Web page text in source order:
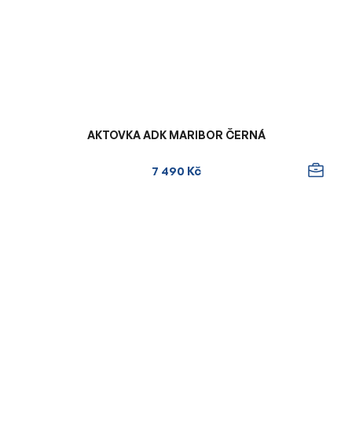
AKTOVKA ADK MARIBOR ČERNÁ
7 490 Kč